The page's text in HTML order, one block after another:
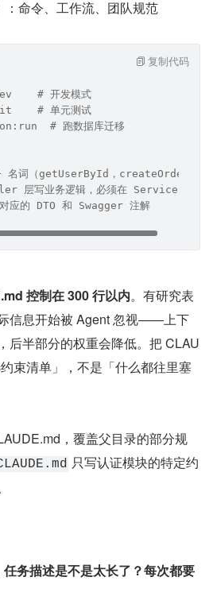
：命令、工作流、团队规范
# 开发模式
# 单元测试
# 跑数据库迁移
名词（getUserById，createOrder）
层写业务逻辑，必须在 Service 层
应的 DTO 和 Swagger 注解
复制代码
控制在 300 行以内。有研究表
信息开始被 Agent 忽视——上下
后半部分的权重会降低。把 CLAU
束清单」，不是「什么都往里塞
，覆盖父目录的部分规
只写认证模块的特定约
务描述是不是太长了？每次都要